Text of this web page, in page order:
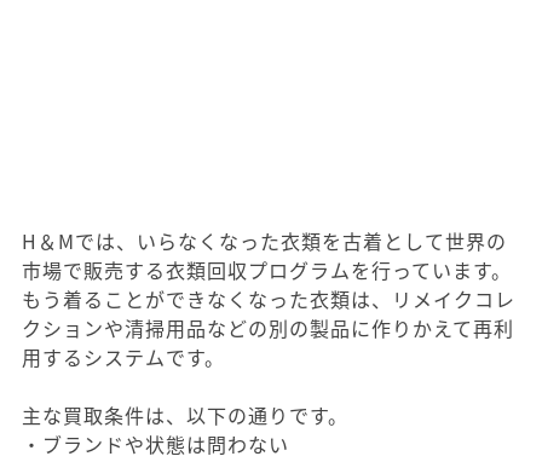
H＆Mでは、いらなくなった衣類を古着として世界の
市場で販売する衣類回収プログラムを行っています。
もう着ることができなくなった衣類は、リメイクコレ
クションや清掃用品などの別の製品に作りかえて再利
用するシステムです。
主な買取条件は、以下の通りです。
・ブランドや状態は問わない